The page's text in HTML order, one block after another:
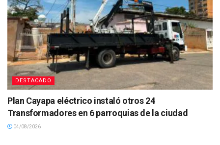
DESTACADO
Plan Cayapa eléctrico instaló otros 24
Transformadores en 6 parroquias de la ciudad
04/08/2026